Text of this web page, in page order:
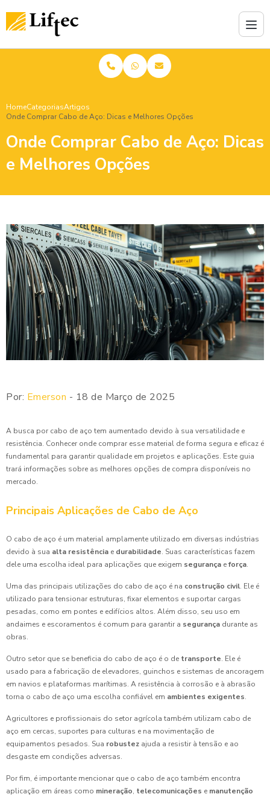
HomeCategoriasArtigos
Onde Comprar Cabo de Aço: Dicas e Melhores Opções
Onde Comprar Cabo de Aço: Dicas
e Melhores Opções
Por: Emerson - 18 de Março de 2025
A busca por cabo de aço tem aumentado devido à sua versatilidade e
resistência. Conhecer onde comprar esse material de forma segura e eficaz é
fundamental para garantir qualidade em projetos e aplicações. Este guia
trará informações sobre as melhores opções de compra disponíveis no
mercado.
Principais Aplicações de Cabo de Aço
O cabo de aço é um material amplamente utilizado em diversas indústrias
devido à sua alta resistência e durabilidade. Suas características fazem
dele uma escolha ideal para aplicações que exigem segurança eforça.
Uma das principais utilizações do cabo de aço é na construção civil. Ele é
utilizado para tensionar estruturas, fixar elementos e suportar cargas
pesadas, como em pontes e edifícios altos. Além disso, seu uso em
andaimes e escoramentos é comum para garantir a segurança durante as
obras.
Outro setor que se beneficia do cabo de aço é o de transporte. Ele é
usado para a fabricação de elevadores, guinchos e sistemas de ancoragem
em navios e plataformas marítimas. A resistência à corrosão e à abrasão
torna o cabo de aço uma escolha confiável em ambientes exigentes.
Agricultores e profissionais do setor agrícola também utilizam cabo de
aço em cercas, suportes para culturas e na movimentação de
equipamentos pesados. Sua robustez ajuda a resistir à tensão e ao
desgaste em condições adversas.
Por fim, é importante mencionar que o cabo de aço também encontra
aplicação em áreas como mineração, telecomunicações e manutenção